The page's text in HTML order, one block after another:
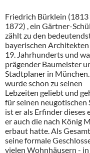
Friedrich Bürklein (1813
1872) , ein Gärtner-
zählt zu den
bayerischen Architekten
19. Jahrhunderts und
prägender Baumeister
Stadtplaner in
wurde schon zu seinen
Lebzeiten geliebt und
für seinen neugotischen
ist er als Erfinder dieses
er auch die nach König
erbaut hatte. Als
seine formale
vielen Wohnhäusern -